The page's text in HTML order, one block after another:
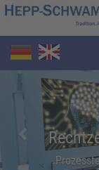
Zurück